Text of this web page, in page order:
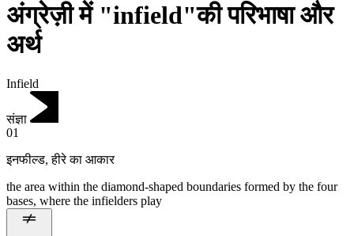
अंग्रेज़ी में "infield"की परिभाषा और
अर्थ
Infield
संज्ञा
01
इनफील्ड,हीरे का आकार
the area within the diamond-shaped boundaries formed by the four
bases, where the infielders play